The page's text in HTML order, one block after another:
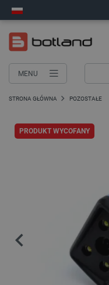
MENU
STRONA GŁÓWNA POZOSTAŁE
PRODUKT WYCOFANY